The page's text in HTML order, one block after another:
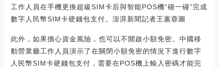
工作人員在手機更換超級SIM卡后與智能POS機“碰一碰”完成
數字人民幣SIM卡硬錢包支付。澎湃新聞記者王蕙蓉圖
此外，如果擔心資金風險，也可以不開啟小額免密。中國移
動營業廳工作人員演示了在關閉小額免密的情況下進行數字
人民幣SIM卡硬錢包支付，需要在POS機上輸入密碼才能完